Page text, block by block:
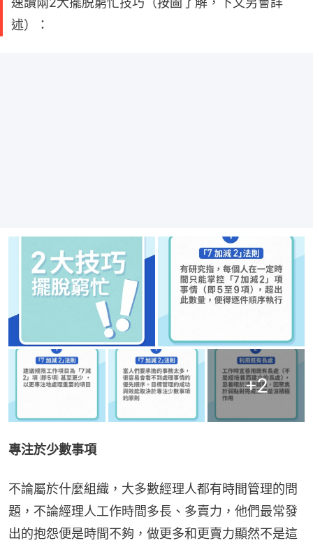
述）：
+2
專注於少數事項
不論屬於什麼組織，大多數經理人都有時間管理的問
題，不論經理人工作時間多長、多賣力，他們最常發
出的抱怨便是時間不夠，做更多和更賣力顯然不是這